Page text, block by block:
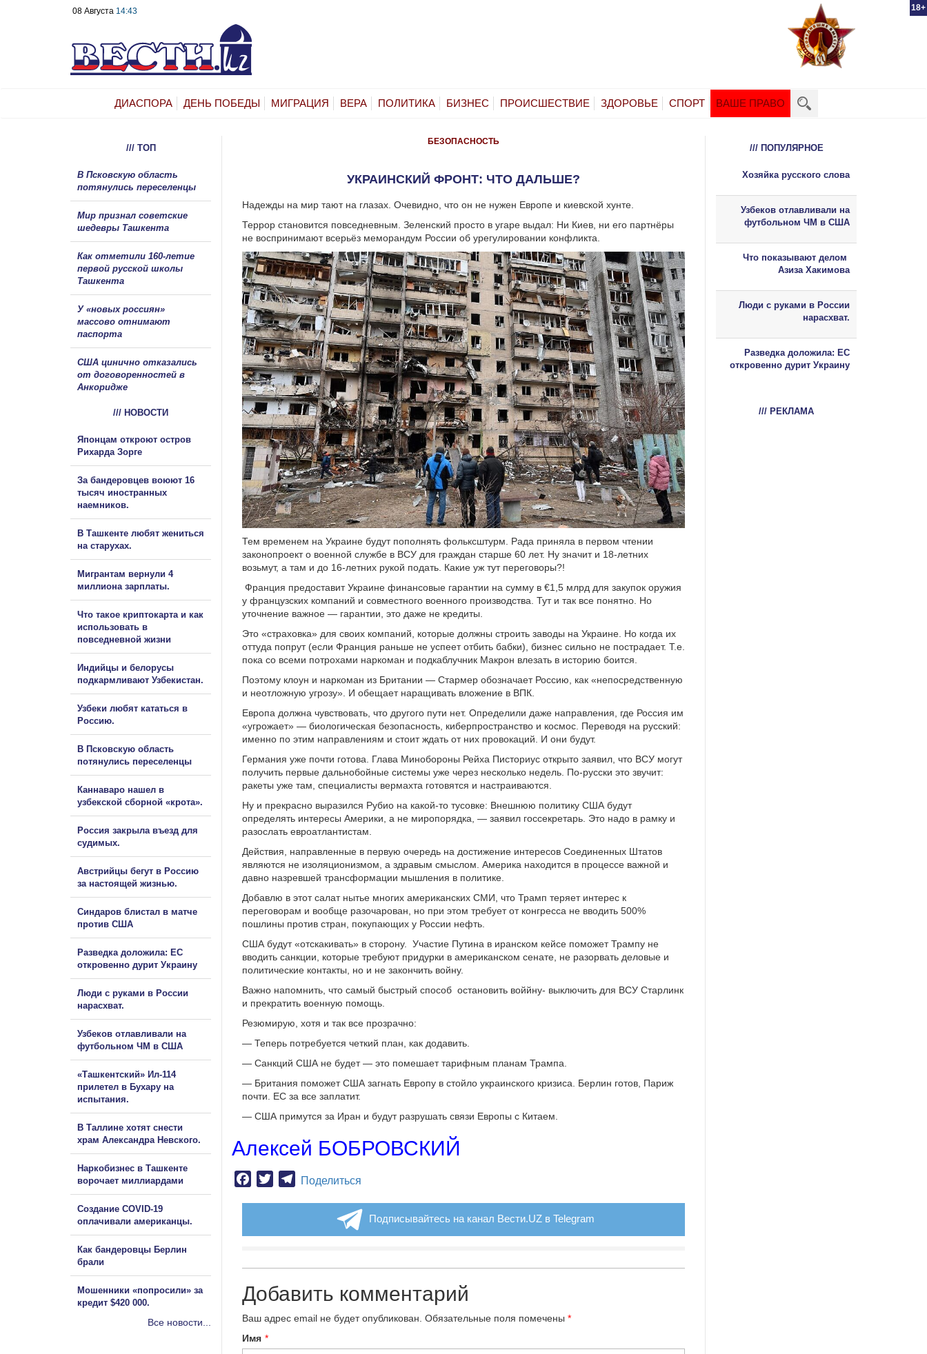
18+
08 Августа 14:43
ДИАСПОРА ДЕНЬ ПОБЕДЫ МИГРАЦИЯ ВЕРА ПОЛИТИКА БИЗНЕС ПРОИСШЕСТВИЕ ЗДОРОВЬЕ СПОРТ ВАШЕ ПРАВО
БЕЗОПАСНОСТЬ
УКРАИНСКИЙ ФРОНТ: ЧТО ДАЛЬШЕ?
Надежды на мир тают на глазах. Очевидно, что он не нужен Европе и киевской хунте.
Террор становится повседневным. Зеленский просто в угаре выдал: Ни Киев, ни его партнёры
не воспринимают всерьёз меморандум России об урегулировании конфликта.
Тем временем на Украине будут пополнять фольксштурм. Рада приняла в первом чтении
законопроект о военной службе в ВСУ для граждан старше 60 лет. Ну значит и 18-летних
возьмут, а там и до 16-летних рукой подать. Какие уж тут переговоры?!
Франция предоставит Украине финансовые гарантии на сумму в €1,5 млрд для закупок оружия
у французских компаний и совместного военного производства. Тут и так все понятно. Но
уточнение важное — гарантии, это даже не кредиты.
Это «страховка» для своих компаний, которые должны строить заводы на Украине. Но когда их
оттуда попрут (если Франция раньше не успеет отбить бабки), бизнес сильно не пострадает. Т.е.
пока со всеми потрохами наркоман и подкаблучник Макрон влезать в историю боится.
Поэтому клоун и наркоман из Британии — Стармер обозначает Россию, как «непосредственную
и неотложную угрозу». И обещает наращивать вложение в ВПК.
Европа должна чувствовать, что другого пути нет. Определили даже направления, где Россия им
«угрожает» — биологическая безопасность, киберпространство и космос. Переводя на русский:
именно по этим направлениям и стоит ждать от них провокаций. И они будут.
Германия уже почти готова. Глава Минобороны Рейха Писториус открыто заявил, что ВСУ могут
получить первые дальнобойные системы уже через несколько недель. По-русски это звучит:
ракеты уже там, специалисты вермахта готовятся и настраиваются.
Ну и прекрасно выразился Рубио на какой-то тусовке: Внешнюю политику США будут
определять интересы Америки, а не миропорядка, — заявил госсекретарь. Это надо в рамку и
разослать евроатлантистам.
Действия, направленные в первую очередь на достижение интересов Соединенных Штатов
являются не изоляционизмом, а здравым смыслом. Америка находится в процессе важной и
давно назревшей трансформации мышления в политике.
Добавлю в этот салат нытье многих американских СМИ, что Трамп теряет интерес к
переговорам и вообще разочарован, но при этом требует от конгресса не вводить 500%
пошлины против стран, покупающих у России нефть.
США будут «отскакивать» в сторону. Участие Путина в иранском кейсе поможет Трампу не
вводить санкции, которые требуют придурки в американском сенате, не разорвать деловые и
политические контакты, но и не закончить войну.
Важно напомнить, что самый быстрый способ остановить воййну- выключить для ВСУ Старлинк
и прекратить военную помощь.
Резюмирую, хотя и так все прозрачно:
— Теперь потребуется четкий план, как додавить.
— Санкций США не будет — это помешает тарифным планам Трампа.
— Британия поможет США загнать Европу в стойло украинского кризиса. Берлин готов, Париж
почти. ЕС за все заплатит.
— США примутся за Иран и будут разрушать связи Европы с Китаем.
Алексей БОБРОВСКИЙ
Facebook
TwitterTelegram
Поделиться
Подписывайтесь на канал Вести.UZ в Telegram
Добавить комментарий
Ваш адрес email не будет опубликован. Обязательные поля помечены *
Имя *
/// ТОП
В Псковскую область
потянулись переселенцы
Мир признал советские
шедевры Ташкента
Как отметили 160-летие
первой русской школы
Ташкента
У «новых россиян»
массово отнимают
паспорта
США цинично отказались
от договоренностей в
Анкоридже
/// НОВОСТИ
Японцам откроют остров
Рихарда Зорге
За бандеровцев воюют 16
тысяч иностранных
наемников.
В Ташкенте любят жениться
на старухах.
Мигрантам вернули 4
миллиона зарплаты.
Что такое криптокарта и как
использовать в
повседневной жизни
Индийцы и белорусы
подкармливают Узбекистан.
Узбеки любят кататься в
Россию.
В Псковскую область
потянулись переселенцы
Каннаваро нашел в
узбекской сборной «крота».
Россия закрыла въезд для
судимых.
Австрийцы бегут в Россию
за настоящей жизнью.
Синдаров блистал в матче
против США
Разведка доложила: ЕС
откровенно дурит Украину
Люди с руками в России
нарасхват.
Узбеков отлавливали на
футбольном ЧМ в США
«Ташкентский» Ил-114
прилетел в Бухару на
испытания.
В Таллине хотят снести
храм Александра Невского.
Наркобизнес в Ташкенте
ворочает миллиардами
Создание COVID-19
оплачивали американцы.
Как бандеровцы Берлин
брали
Мошенники «попросили» за
кредит $420 000.
Все новости...
/// ПОПУЛЯРНОЕ
Хозяйка русского слова
Узбеков отлавливали на
футбольном ЧМ в США
Что показывают делом
Азиза Хакимова
Люди с руками в России
нарасхват.
Разведка доложила: ЕС
откровенно дурит Украину
/// РЕКЛАМА